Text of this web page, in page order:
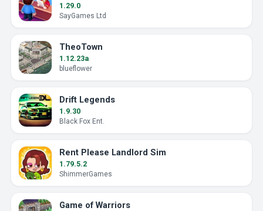
1.29.0
SayGames Ltd
TheoTown
1.12.23a
blueflower
Drift Legends
1.9.30
Black Fox Ent.
Rent Please Landlord Sim
1.79.5.2
ShimmerGames
Game of Warriors